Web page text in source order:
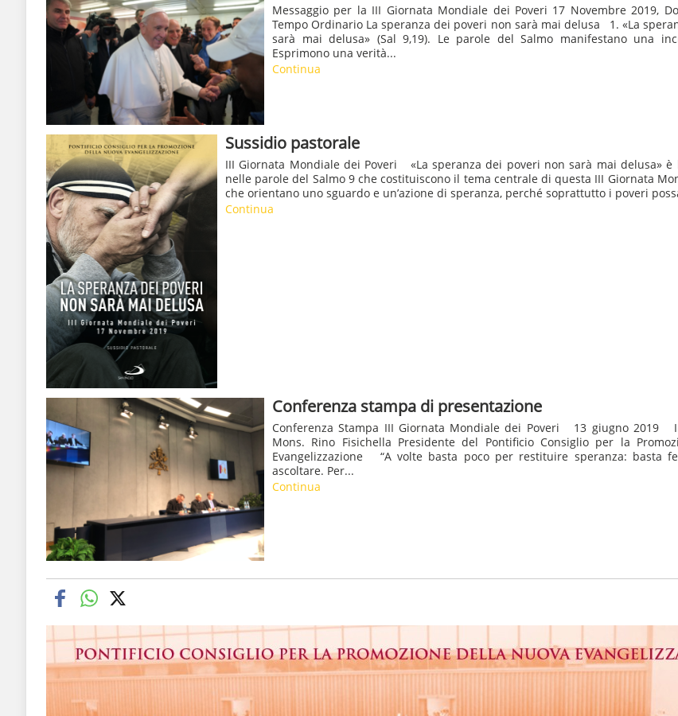
Messaggio per la III Giornata Mondiale dei Poveri 17 Novembre 2019,
Tempo Ordinario La speranza dei poveri non sarà mai delusa 1. «La
sarà mai delusa» (Sal 9,19). Le parole del Salmo manifestano una
Esprimono una verità...
Continua
Sussidio pastorale
III Giornata Mondiale dei Poveri «La speranza dei poveri non sarà mai delusa» è
nelle parole del Salmo 9 che costituiscono il tema centrale di questa III Giornata
che orientano uno sguardo e un’azione di speranza, perché soprattutto i poveri
Continua
Conferenza stampa di presentazione
Conferenza Stampa III Giornata Mondiale dei Poveri 13 giugno 2019
Mons. Rino Fisichella Presidente del Pontificio Consiglio per la
Evangelizzazione “A volte basta poco per restituire speranza: basta
ascoltare. Per...
Continua